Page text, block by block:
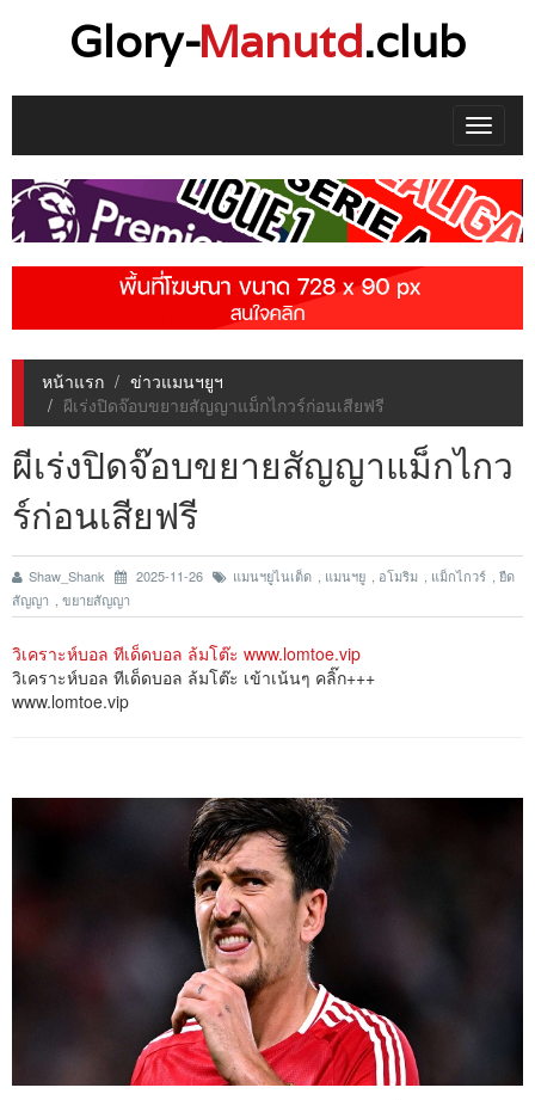
Glory-Manutd.club
Toggle
หน้าแรก
ข่าวแมนฯยูฯ
ผีเร่งปิดจ๊อบขยายสัญญาแม็กไกวร์ก่อนเสียฟรี
ผีเร่งปิดจ๊อบขยายสัญญาแม็กไกว
ร์ก่อนเสียฟรี
Shaw_Shank 2025-11-26 แมนฯยูไนเต็ด แมนฯยู อโมริม แม็กไกวร์
ยืด
สัญญา
ขยายสัญญา
วิเคราะห์บอล ทีเด็ดบอล ล้มโต๊ะ www.lomtoe.vip
วิเคราะห์บอล ทีเด็ดบอล ล้มโต๊ะ เข้าเน้นๆ คลิ๊ก+++
www.lomtoe.vip